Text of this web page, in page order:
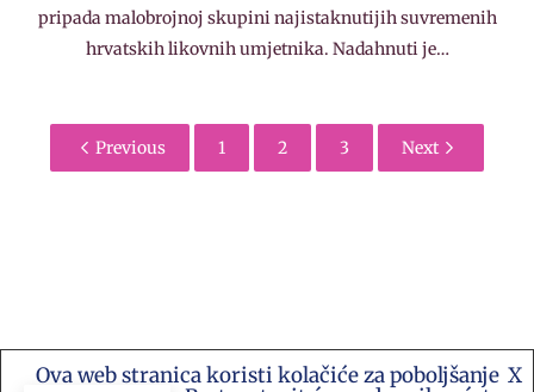
pripada malobrojnoj skupini najistaknutijih suvremenih
hrvatskih likovnih umjetnika. Nadahnuti je…
Previous 1 2 3 Next
Kontakt e-mail: akademija.art@gmail.com •
Ova web stranica koristi kolačiće za poboljšanje X